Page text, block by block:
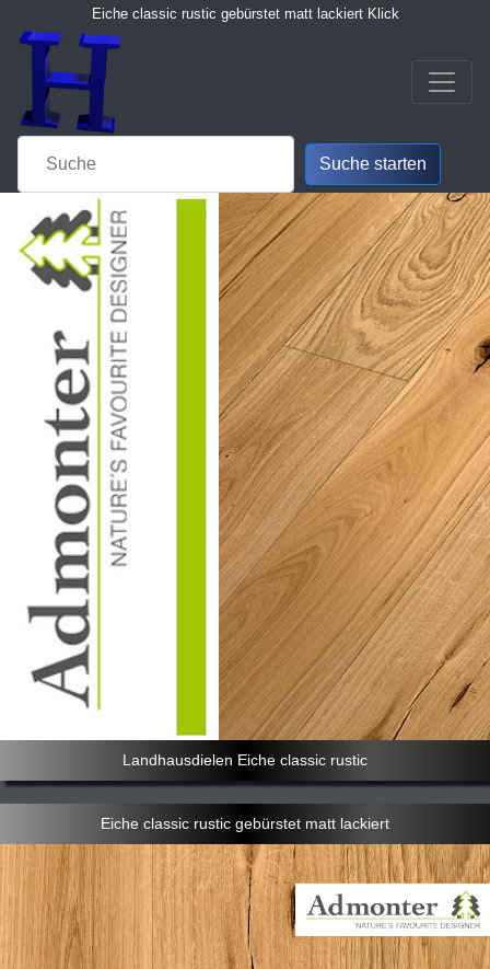
Eiche classic rustic gebürstet matt lackiert Klick
Landhausdielen Eiche classic rustic
Eiche classic rustic gebürstet matt lackiert